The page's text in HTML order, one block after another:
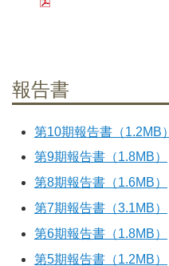
報告書
第10期報告書（1.2MB）
第9期報告書（1.8MB）
第8期報告書（1.6MB）
第7期報告書（3.1MB）
第6期報告書（1.8MB）
第5期報告書（1.2MB）